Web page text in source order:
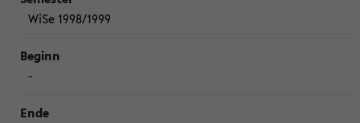
WiSe 1998/1999
-